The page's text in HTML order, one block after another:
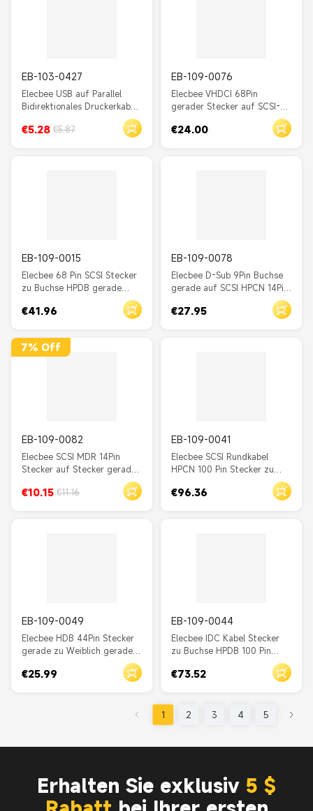
EB-103-0427
Elecbee USB auf Parallel
Bidirektionales Druckerkabel
(1m/3.3ft) - IEEE 1284 DB25
€5.28 €5.87
EB-109-0076
Elecbee VHDCI 68Pin
gerader Stecker auf SCSI-3
Hpdp68Pin Stecker gerader
Stecker mit Kabel 1,5 m
€24.00
EB-109-0015
Elecbee 68 Pin SCSI Stecker
zu Buchse HPDB gerade
Schraubschlösser Kabel 1 M
€41.96
EB-109-0078
Elecbee D-Sub 9Pin Buchse
gerade auf SCSI HPCN 14Pin
Stecker Snap Typ Stecker
mit seriellem RS232
€27.95
7% Off
EB-109-0082
Elecbee SCSI MDR 14Pin
Stecker auf Stecker gerader
€10.15 €11.16
EB-109-0041
Elecbee SCSI Rundkabel
HPCN 100 Pin Stecker zu
Zinklegierung Feld
€96.36
EB-109-0049
Elecbee HDB 44Pin Stecker
gerade zu Weiblich gerade
€25.99
EB-109-0044
Elecbee IDC Kabel Stecker
zu Buchse HPDB 100 Pin
gerade Stecker an IDC 50
Pin Buchse 1 bis 2
€73.52
1 2 3 4 5
Erhalten Sie exklusiv 5 $